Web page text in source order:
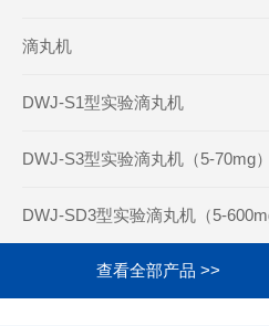
滴丸机
DWJ-S1型实验滴丸机
DWJ-S3型实验滴丸机（5-70mg）
DWJ-SD3型实验滴丸机（5-
查看全部产品 >>